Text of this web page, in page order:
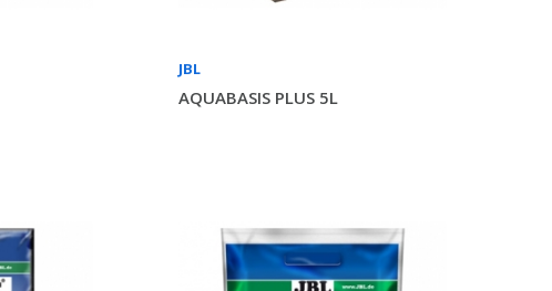
JBL
AQUABASIS PLUS 5L